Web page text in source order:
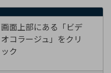
画面上部にある「ビデ
オコラージュ」をクリ
ック